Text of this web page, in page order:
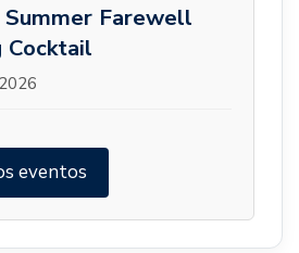
Farewell
eventos